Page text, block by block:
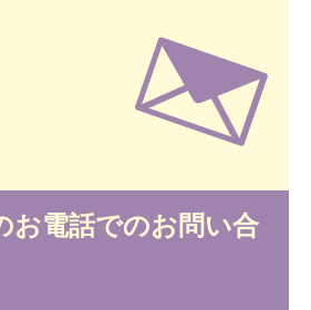
お電話でのお問い合